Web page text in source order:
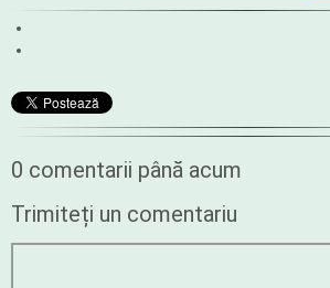
0 comentarii până acum
Trimiteți un comentariu